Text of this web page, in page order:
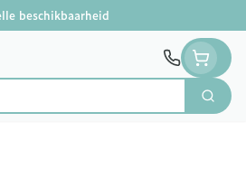
beschikbaarheid
Zoek